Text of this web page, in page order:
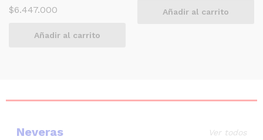
$6.447.000
Añadir al carrito
Añadir al carrito
Neveras Ver todos